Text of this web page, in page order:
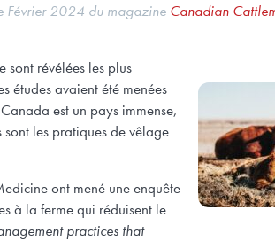
Février 2024 du magazine Canadian
sont révélées les plus
études avaient été menées
est un pays immense,
les pratiques de vêlage
ont mené une enquête
à la ferme qui réduisent le
practices that